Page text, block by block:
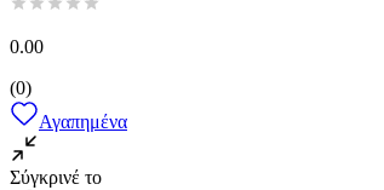
0.00
(0)
Αγαπημένα
Σύγκρινέ το